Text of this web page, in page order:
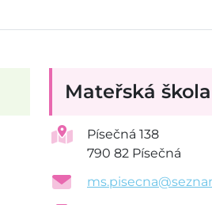
Mateřská škola
Písečná 138
790 82 Písečná